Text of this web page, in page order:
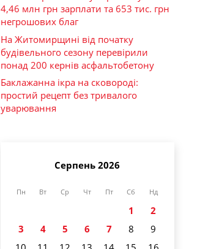
4,46 млн грн зарплати та 653 тис. грн
негрошових благ
На Житомирщині від початку
будівельного сезону перевірили
понад 200 кернів асфальтобетону
Баклажанна ікра на сковороді:
простий рецепт без тривалого
уварювання
Серпень 2026
Пн Вт Ср Чт Пт Сб Нд
1
2
3
4 5 6 7 8
9